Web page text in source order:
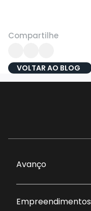
Compartilhe
VOLTAR AO BLOG
Avanço
Empreendimentos